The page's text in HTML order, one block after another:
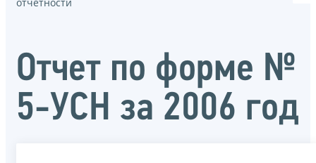
Отчет по форме №
5-УСН за 2006 год